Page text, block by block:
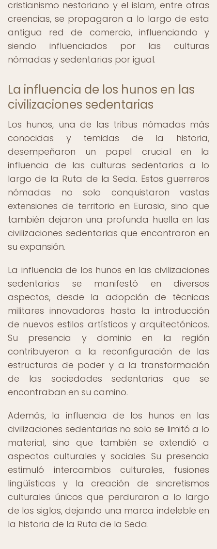
cristianismo nestoriano y el islam, entre otras
creencias, se propagaron a lo largo de esta
antigua red de comercio, influenciando y
siendo influenciados por las culturas
nómadas y sedentarias por igual.
La influencia de los hunos en las
civilizaciones sedentarias
Los hunos, una de las tribus nómadas más
conocidas y temidas de la historia,
desempeñaron un papel crucial en la
influencia de las culturas sedentarias a lo
largo de la Ruta de la Seda. Estos guerreros
nómadas no solo conquistaron vastas
extensiones de territorio en Eurasia, sino que
también dejaron una profunda huella en las
civilizaciones sedentarias que encontraron en
su expansión.
La influencia de los hunos en las civilizaciones
sedentarias se manifestó en diversos
aspectos, desde la adopción de técnicas
militares innovadoras hasta la introducción
de nuevos estilos artísticos y arquitectónicos.
Su presencia y dominio en la región
contribuyeron a la reconfiguración de las
estructuras de poder y a la transformación
de las sociedades sedentarias que se
encontraban en su camino.
Además, la influencia de los hunos en las
civilizaciones sedentarias no solo se limitó a lo
material, sino que también se extendió a
aspectos culturales y sociales. Su presencia
estimuló intercambios culturales, fusiones
lingüísticas y la creación de sincretismos
culturales únicos que perduraron a lo largo
de los siglos, dejando una marca indeleble en
la historia de la Ruta de la Seda.